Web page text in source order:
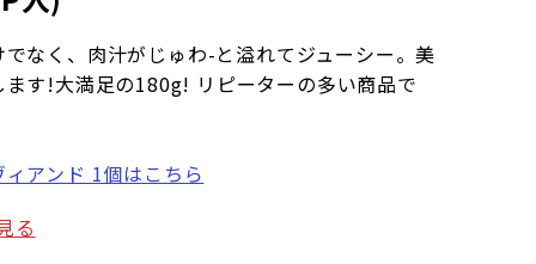
なく、肉汁がじゅわ-と溢れてジューシー。美
ます!大満足の180g! リピーターの多い商品で
アンド 1個はこちら
る